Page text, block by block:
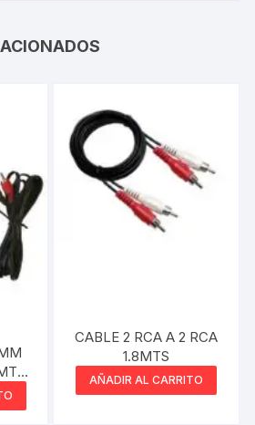
CABLE 2 RCA A 2 RCA
1.8MTS
AÑADIR AL CARRITO